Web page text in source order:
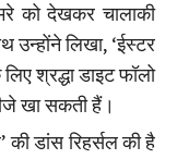
को देखकर चालाकी
उन्होंने लिखा, ‘ईस्टर
श्रद्धा डाइट फॉलो
खा सकती हैं।
की डांस रिहर्सल की है